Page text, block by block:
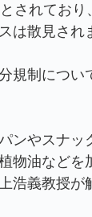
されてお
は散見され
規制につい
ンやスナッ
物油など
浩義教授が